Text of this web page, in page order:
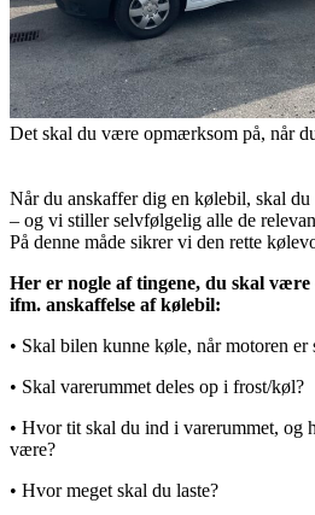
Det skal du være opmærksom på, når
Når du anskaffer dig en kølebil, skal
– og vi stiller selvfølgelig alle de
På denne måde sikrer vi den rette
Her er nogle af tingene, du skal
ifm. anskaffelse af kølebil:
• Skal bilen kunne køle, når motoren er
• Skal varerummet deles op i frost/køl?
• Hvor tit skal du ind i varerummet, og
være?
• Hvor meget skal du laste?